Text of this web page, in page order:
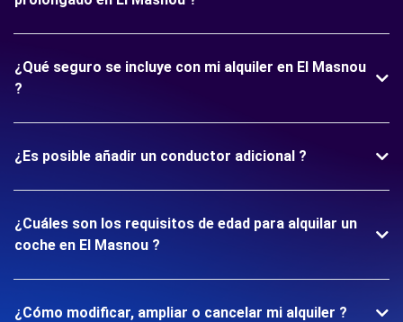
¿Qué seguro se incluye con mi alquiler en El Masnou
?
¿Es posible añadir un conductor adicional ?
¿Cuáles son los requisitos de edad para alquilar un
coche en El Masnou ?
¿Cómo modificar, ampliar o cancelar mi alquiler ?